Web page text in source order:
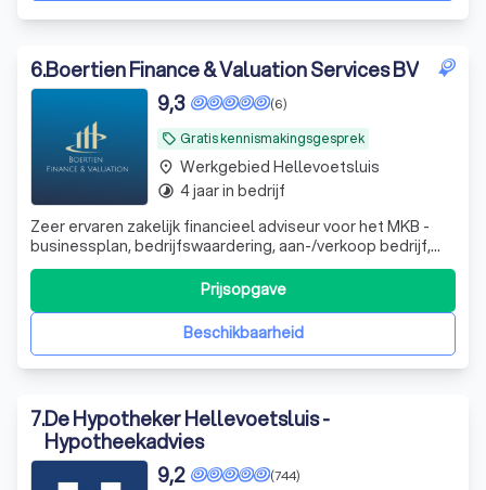
6.Boertien Finance & Valuation Services BV
local_offer Gratis kennismakingsgesprek
(6)
9,3
Zeer ervaren zakelijk financieel adviseur voor het MKB -
businessplan, bedrijfswaardering, aan-/verkoop bedrijf,
werknemersparticipaties, financieel zwaar weer en whoa
trajecten. DGA advisering
Beschikbaarheid
Prijsopgave
place Werkgebied Hellevoetsluis
timelapse 4 jaar in bedrijf
7.De Hypotheker Hellevoetsluis -
Hypotheekadvies
(744)
9,2